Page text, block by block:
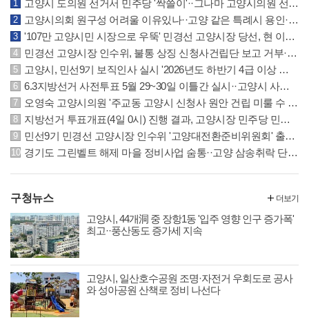
고양시 도의원 선거서 민주당 '싹쓸이'··그나마 고양시의원 선거는 국민의힘 선방
고양시의회 원구성 어려울 이유있나··고양 같은 특례시 용인·수원시의회 참조하길
'107만 고양시민 시장으로 우뚝' 민경선 고양시장 당선, 현 이동환 시장에 크게 앞서
민경선 고양시장 인수위, 불통 상징 신청사건립단 보고 거부··원안건립 계획 요구
고양시, 민선9기 보직인사 실시 '2026년도 하반기 4급 이상 및 5·6급 인사발령 사항'
6.3지방선거 사전투표 5월 29~30일 이틀간 실시··고양시 사전투표소 위치 안내
오영숙 고양시의원 '주교동 고양시 신청사 원안 건립 미룰 수 없는 과제' 추진 촉구
지방선거 투표개표(4일 0시) 진행 결과, 고양시장 민주당 민경선 후보 62.7% 우위
민선9기 민경선 고양시장 인수위 '고양대전환준비위원회' 출범··22일 본격 활동
경기도 그린벨트 해제 마을 정비사업 숨통··고양 삼송취락 단계적 정비 가능해져
구청뉴스
고양시, 44개洞 중 장항1동 '입주 영향 인구 증가폭'
최고··풍산동도 증가세 지속
고양시, 일산호수공원 조명·자전거 우회도로 공사
와 성아공원 산책로 정비 나선다
더보기